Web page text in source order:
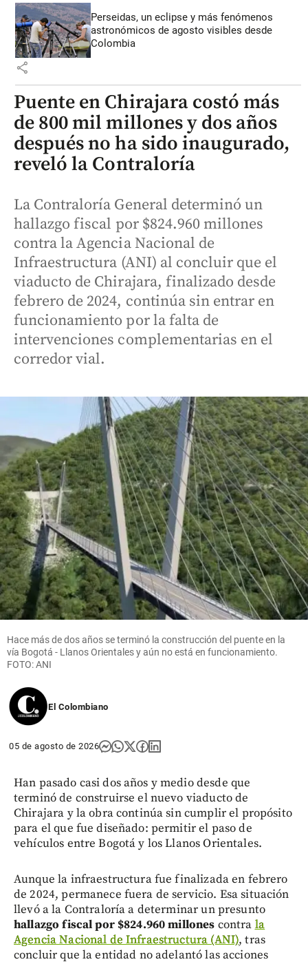
Perseidas, un eclipse y más fenómenos
astronómicos de agosto visibles desde
Colombia
share
Puente en Chirajara costó más
de 800 mil millones y dos años
después no ha sido inaugurado,
reveló la Contraloría
La Contraloría General determinó un
hallazgo fiscal por $824.960 millones
contra la Agencia Nacional de
Infraestructura (ANI) al concluir que el
viaducto de Chirajara, finalizado desde
febrero de 2024, continúa sin entrar en
funcionamiento por la falta de
intervenciones complementarias en el
corredor vial.
Hace más de dos años se terminó la construcción del puente en la
vía Bogotá - Llanos Orientales y aún no está en funcionamiento.
FOTO: ANI
El Colombiano
05 de agosto de 2026
Han pasado casi dos años y medio desde que
terminó de construirse el nuevo viaducto de
Chirajara y la obra continúa sin cumplir el propósito
para el que fue diseñado: permitir el paso de
vehículos entre Bogotá y los Llanos Orientales.
Aunque la infraestructura fue finalizada en febrero
de 2024, permanece fuera de servicio. Esa situación
llevó a la Contraloría a determinar un presunto
hallazgo fiscal por $824.960 millones contra la
Agencia Nacional de Infraestructura (ANI), tras
concluir que la entidad no adelantó las acciones